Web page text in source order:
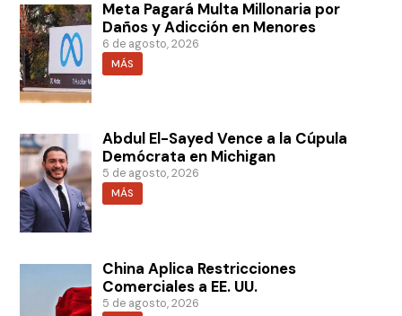
Meta Pagará Multa Millonaria por
Daños y Adicción en Menores
6 de agosto, 2026
MÁS
Abdul El-Sayed Vence a la Cúpula
Demócrata en Michigan
5 de agosto, 2026
MÁS
China Aplica Restricciones
Comerciales a EE. UU.
5 de agosto, 2026